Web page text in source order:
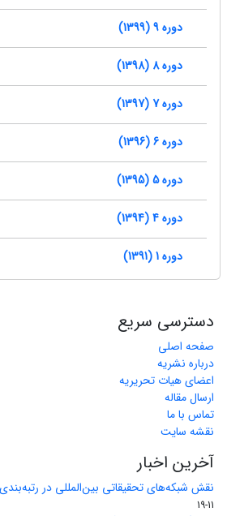
دوره 9 (1399)
دوره 8 (1398)
دوره 7 (1397)
دوره 6 (1396)
دوره 5 (1395)
دوره 4 (1394)
دوره 1 (1391)
دسترسی سریع
صفحه اصلی
درباره نشریه
اعضای هیات تحریریه
ارسال مقاله
تماس با ما
نقشه سایت
آخرین اخبار
نقش شبکه‌های تحقیقاتی بین‌المللی در
11-19